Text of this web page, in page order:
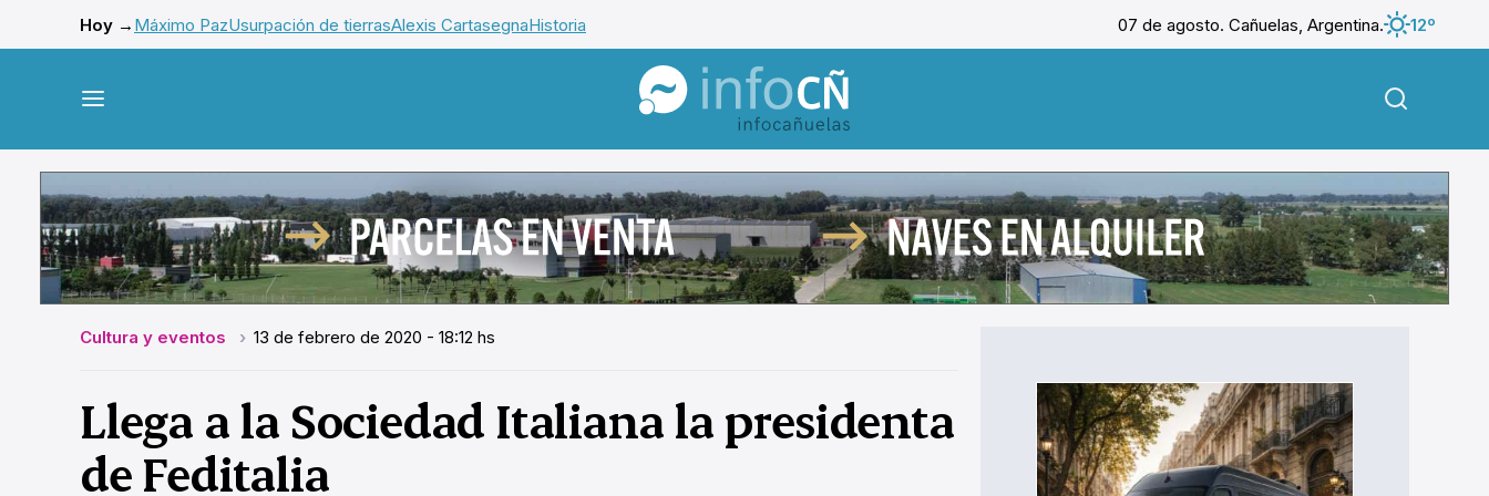
Hoy → Máximo PazUsurpación de tierrasAlexis CartasegnaHistoria 07 de agosto. Cañuelas, Argentina.
12º
InfoCañuelas
Cultura y eventos 13 de febrero de 2020 - 18:12 hs
Llega a la Sociedad Italiana la presidenta
de Feditalia